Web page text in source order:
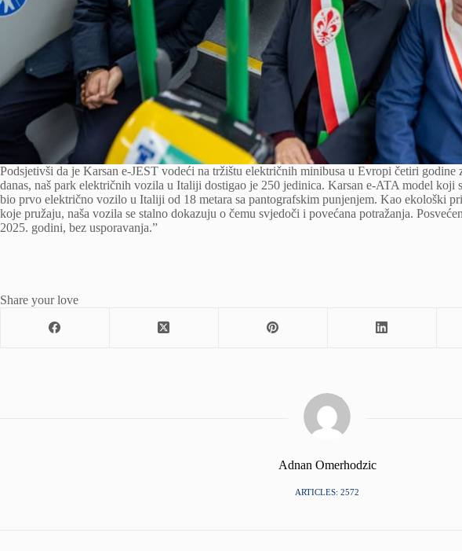
Podsjetivši da je Karsan e-JEST vodeći na tržištu električnih minibusa u Evropi četiri godine
danas, naš park električnih vozila u Italiji dostigao je 250 jedinica. Karsan e-ATA model koji
bio prvo električno vozilo u Italiji od 18 metara sa pantografskim punjenjem. Kao ekološki
koje pružaju, naša vozila se stalno dokazuju o čemu svjedoči i povećana potražanja.
2025. godini, bez usporavanja.”
Share your love
Adnan Omerhodzic
ARTICLES: 2572